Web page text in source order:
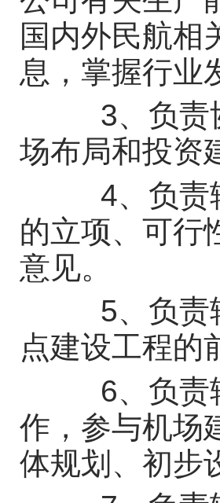
国内外民航相
息，掌握行业
3、负责协
场布局和投资
4、负责辖
的立项、可行
意见。
5、负责辖
点建设工程的
6、负责辖
作，参与机场
体规划、初步